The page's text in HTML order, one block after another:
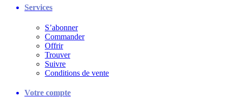
Services
S’abonner
Commander
Offrir
Trouver
Suivre
Conditions de vente
Votre compte